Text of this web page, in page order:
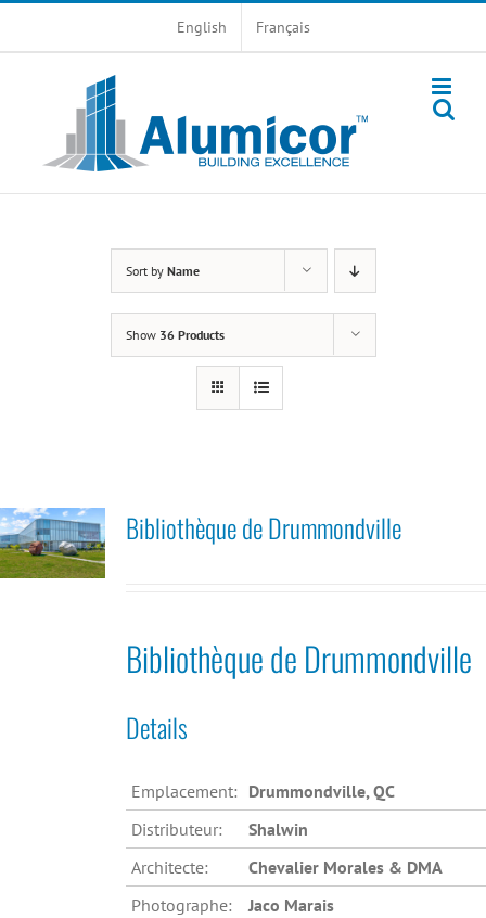
English Français
Sort by Name
Show 36 Products
Bibliothèque de Drummondville
Bibliothèque de Drummondville
Details
Emplacement: Drummondville, QC
Distributeur:
Shalwin
Architecte:
Chevalier Morales & DMA
Photographe:
Jaco Marais